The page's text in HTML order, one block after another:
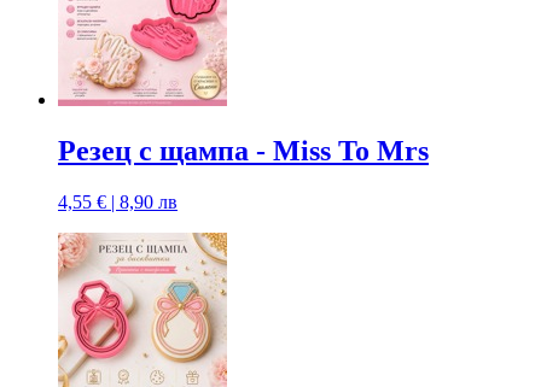
Резец с щампа - Miss To Mrs
4,55 € | 8,90 лв